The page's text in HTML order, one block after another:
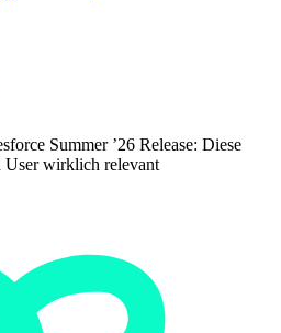
Summer ’26 Release: Diese
User wirklich relevant